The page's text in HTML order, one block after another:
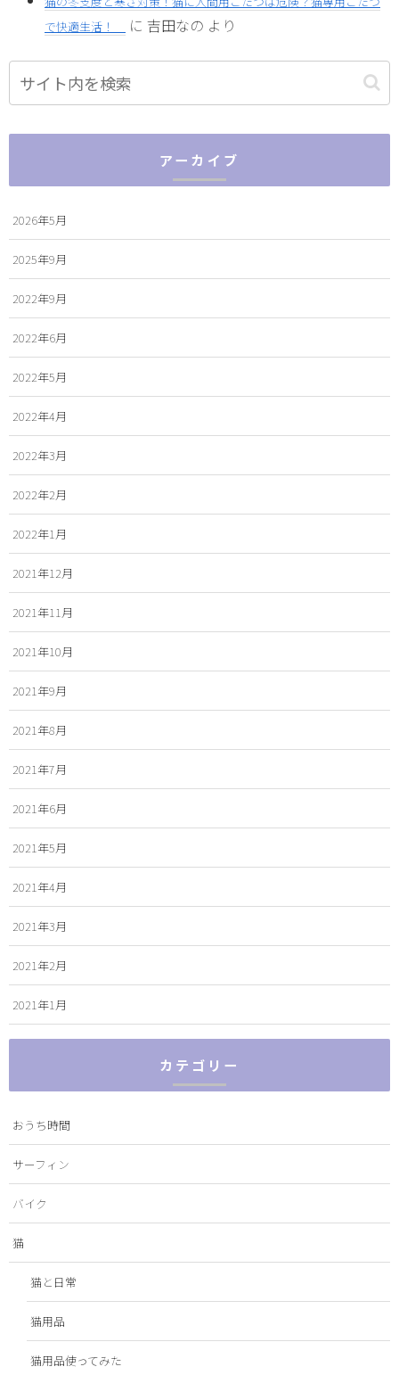
で快適生活！
に 吉田なの より
アーカイブ
2026年5月
2025年9月
2022年9月
2022年6月
2022年5月
2022年4月
2022年3月
2022年2月
2022年1月
2021年12月
2021年11月
2021年10月
2021年9月
2021年8月
2021年7月
2021年6月
2021年5月
2021年4月
2021年3月
2021年2月
2021年1月
カテゴリー
おうち時間
サーフィン
バイク
猫
猫と日常
猫用品
猫用品使ってみた